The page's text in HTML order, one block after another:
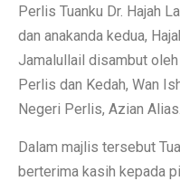
Perlis Tuanku Dr. Hajah
dan anakanda kedua,
Jamalullail disambut
Perlis dan Kedah, Wan
Negeri Perlis, Azian Alias.
Dalam majlis tersebut
berterima kasih kepada